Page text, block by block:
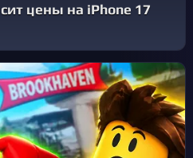
цены на iPhone 17